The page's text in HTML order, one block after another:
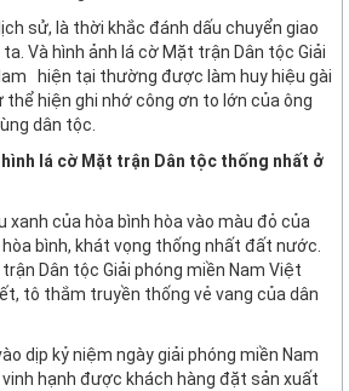
sử, là thời khắc đánh dấu chuyển giao
Và hình ảnh lá cờ Mặt trận Dân tộc Giải
hiện tại thường được làm huy hiệu gài
thể hiện ghi nhớ công ơn to lớn của ông
dân tộc.
hình lá cờ Mặt trận Dân tộc thống nhất ở
xanh của hòa bình hòa vào màu đỏ của
bình, khát vọng thống nhất đất nước.
Dân tộc Giải phóng miền Nam Việt
tô thắm truyền thống vẻ vang của dân
dịp kỷ niệm ngày giải phóng miền Nam
hạnh được khách hàng đặt sản xuất